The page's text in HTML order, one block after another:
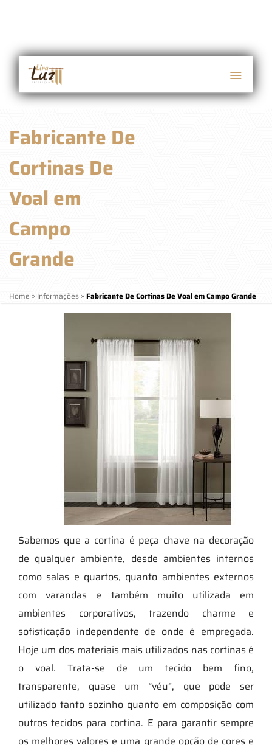
Fabricante De
Cortinas De
Voal em
Campo
Grande
Home » Informações » Fabricante De Cortinas De Voal em Campo Grande
Sabemos que a cortina é peça chave na decoração
de qualquer ambiente, desde ambientes internos
como salas e quartos, quanto ambientes externos
com varandas e também muito utilizada em
ambientes corporativos, trazendo charme e
sofisticação independente de onde é empregada.
Hoje um dos materiais mais utilizados nas cortinas é
o voal. Trata-se de um tecido bem fino,
transparente, quase um “véu”, que pode ser
utilizado tanto sozinho quanto em composição com
outros tecidos para cortina. E para garantir sempre
os melhores valores e uma grande opção de cores e